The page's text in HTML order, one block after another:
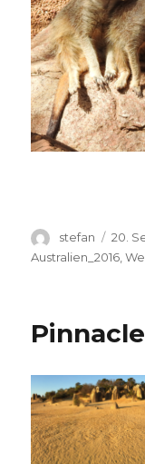
Autor
stefan
am
20.
Australien_2016 ,